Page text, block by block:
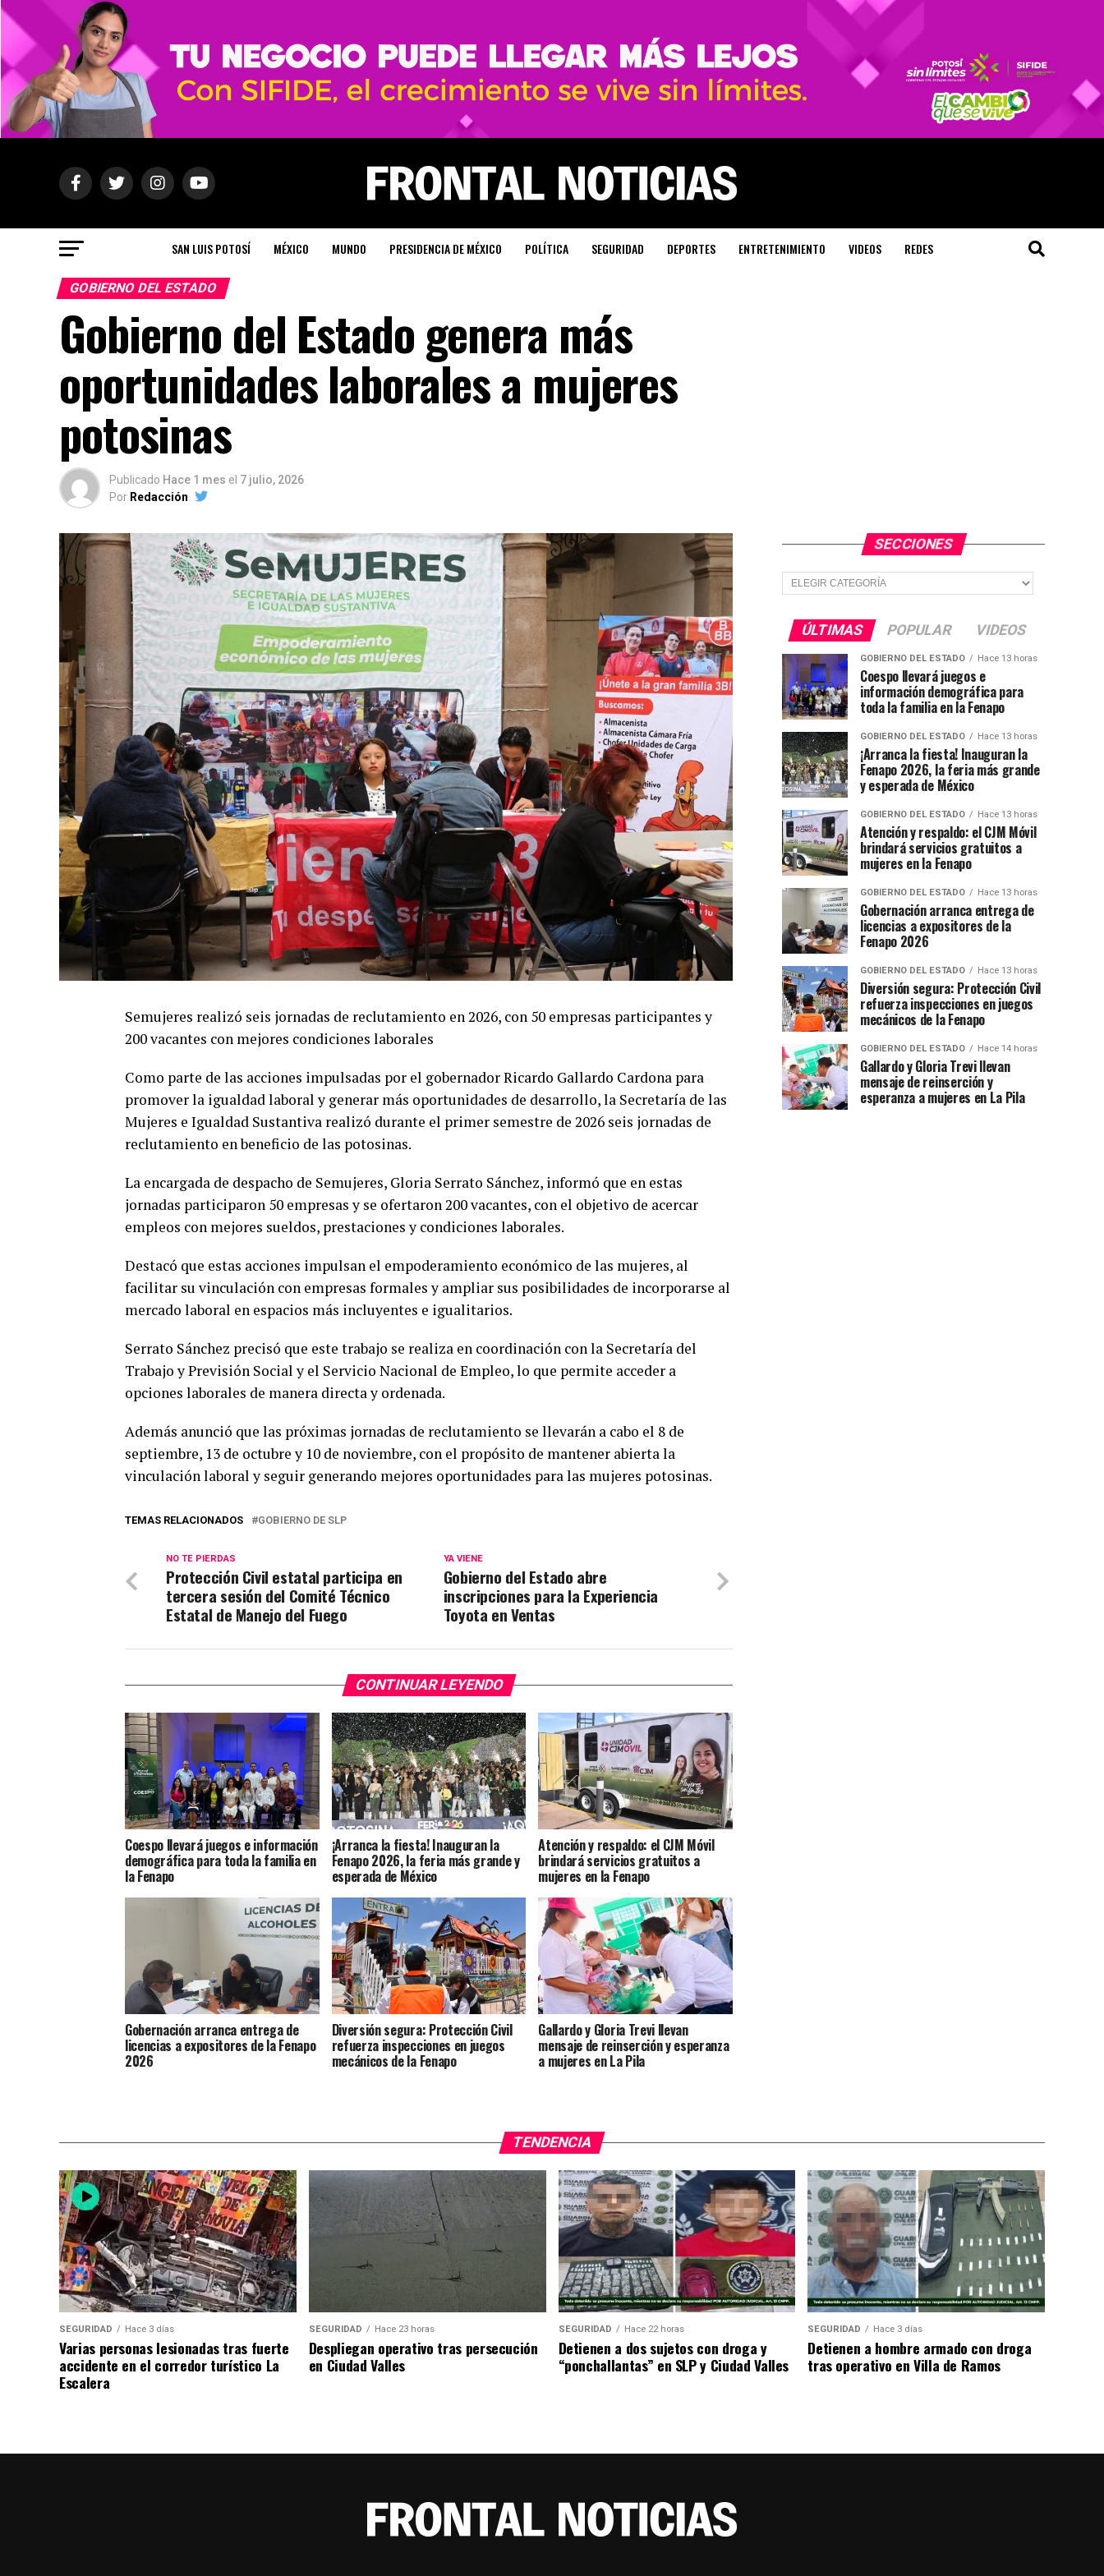
SAN LUIS POTOSÍ MÉXICO MUNDO PRESIDENCIA DE MÉXICO POLÍTICA SEGURIDAD DEPORTES ENTRETENIMIENTO VIDEOS REDES
GOBIERNO DEL ESTADO
Gobierno del Estado genera más
oportunidades laborales a mujeres
potosinas
Publicado Hace 1 mes el 7 julio, 2026
Por Redacción
Semujeres realizó seis jornadas de reclutamiento en 2026, con 50 empresas participantes y
200 vacantes con mejores condiciones laborales
Como parte de las acciones impulsadas por el gobernador Ricardo Gallardo Cardona para
promover la igualdad laboral y generar más oportunidades de desarrollo, la Secretaría de las
Mujeres e Igualdad Sustantiva realizó durante el primer semestre de 2026 seis jornadas de
reclutamiento en beneficio de las potosinas.
La encargada de despacho de Semujeres, Gloria Serrato Sánchez, informó que en estas
jornadas participaron 50 empresas y se ofertaron 200 vacantes, con el objetivo de acercar
empleos con mejores sueldos, prestaciones y condiciones laborales.
Destacó que estas acciones impulsan el empoderamiento económico de las mujeres, al
facilitar su vinculación con empresas formales y ampliar sus posibilidades de incorporarse al
mercado laboral en espacios más incluyentes e igualitarios.
Serrato Sánchez precisó que este trabajo se realiza en coordinación con la Secretaría del
Trabajo y Previsión Social y el Servicio Nacional de Empleo, lo que permite acceder a
opciones laborales de manera directa y ordenada.
Además anunció que las próximas jornadas de reclutamiento se llevarán a cabo el 8 de
septiembre, 13 de octubre y 10 de noviembre, con el propósito de mantener abierta la
vinculación laboral y seguir generando mejores oportunidades para las mujeres potosinas.
TEMAS RELACIONADOS GOBIERNO DE SLP
YA VIENE
Gobierno del Estado abre
inscripciones para la Experiencia
Toyota en Ventas
NO TE PIERDAS
Protección Civil estatal participa en
tercera sesión del Comité Técnico
Estatal de Manejo del Fuego
CONTINUAR LEYENDO
Coespo llevará juegos e información
demográfica para toda la familia en
la Fenapo
¡Arranca la fiesta! Inauguran la
Fenapo 2026, la feria más grande y
esperada de México
Atención y respaldo: el CJM Móvil
brindará servicios gratuitos a
mujeres en la Fenapo
Gobernación arranca entrega de
licencias a expositores de la Fenapo
2026
Diversión segura: Protección Civil
refuerza inspecciones en juegos
mecánicos de la Fenapo
Gallardo y Gloria Trevi llevan
mensaje de reinserción y esperanza
a mujeres en La Pila
SECCIONES
Secciones
ÚLTIMAS POPULAR VIDEOS
GOBIERNO DEL ESTADO Hace 13 horas
Coespo llevará juegos e
información demográfica para
toda la familia en la Fenapo
GOBIERNO DEL ESTADO Hace 13 horas
¡Arranca la fiesta! Inauguran la
Fenapo 2026, la feria más grande
y esperada de México
GOBIERNO DEL ESTADO Hace 13 horas
Atención y respaldo: el CJM Móvil
brindará servicios gratuitos a
mujeres en la Fenapo
GOBIERNO DEL ESTADO Hace 13 horas
Gobernación arranca entrega de
licencias a expositores de la
Fenapo 2026
GOBIERNO DEL ESTADO Hace 13 horas
Diversión segura: Protección Civil
refuerza inspecciones en juegos
mecánicos de la Fenapo
GOBIERNO DEL ESTADO Hace 14 horas
Gallardo y Gloria Trevi llevan
mensaje de reinserción y
esperanza a mujeres en La Pila
TENDENCIA
SEGURIDAD Hace 3 días
Varias personas lesionadas tras fuerte
accidente en el corredor turístico La
Escalera
SEGURIDAD Hace 23 horas
Despliegan operativo tras persecución
en Ciudad Valles
SEGURIDAD Hace 22 horas
Detienen a dos sujetos con droga y
“ponchallantas” en SLP y Ciudad Valles
SEGURIDAD Hace 3 días
Detienen a hombre armado con droga
tras operativo en Villa de Ramos